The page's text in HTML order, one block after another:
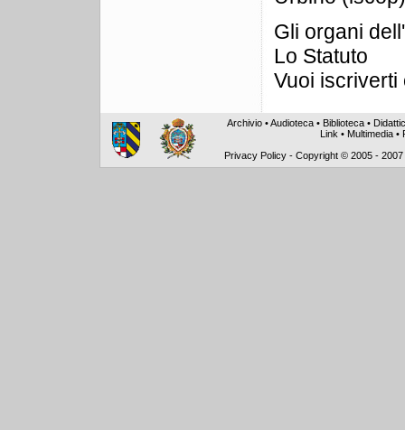
Gli organi
Lo Statuto
Vuoi
Archivio •Audioteca • Biblioteca •
Link • Multimedia •
Privacy Policy -Copyright © 2005 -